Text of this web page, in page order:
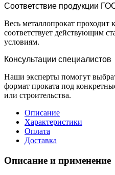
Соответствие продукции
Весь металлопрокат проходит
соответствует действующим
условиям.
Консультации специалистов
Наши эксперты помогут
формат проката под
или строительства.
Описание
Характеристики
Оплата
Доставка
Описание и применение